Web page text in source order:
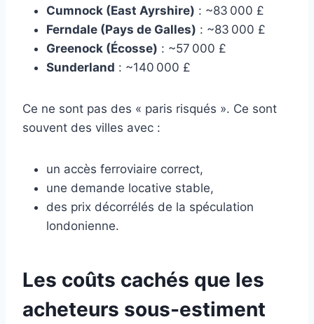
Cumnock (East Ayrshire) : ~83 000 £
Ferndale (Pays de Galles) : ~83 000 £
Greenock (Écosse) : ~57 000 £
Sunderland : ~140 000 £
Ce ne sont pas des « paris risqués ». Ce sont
souvent des villes avec :
un accès ferroviaire correct,
une demande locative stable,
des prix décorrélés de la spéculation
londonienne.
Les coûts cachés que les
acheteurs sous-estiment